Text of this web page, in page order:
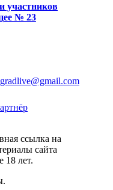
участников
№ 23
ссылка на
сайта
18 лет.